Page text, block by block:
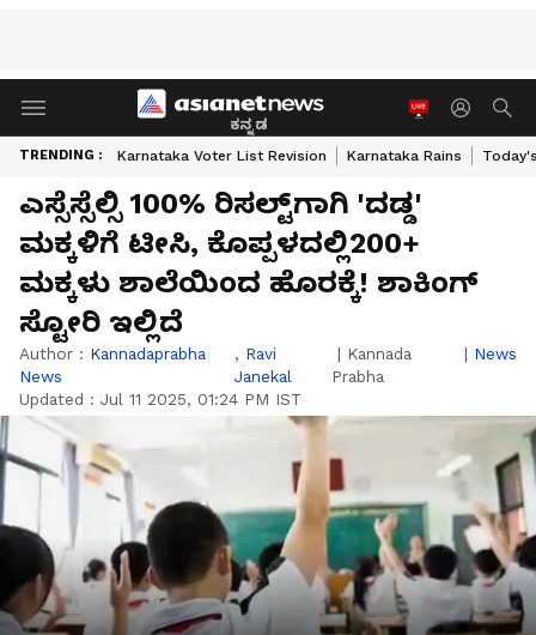
ಕನ್ನಡ
TRENDING : Karnataka Voter List Revision Karnataka Rains
ಎಸ್ಸೆಸ್ಸೆಲ್ಸಿ 100% ರಿಸಲ್ಟ್‌ಗಾಗಿ 'ದಡ್ಡ'
ಮಕ್ಕಳಿಗೆ ಟೀಸಿ, ಕೊಪ್ಪಳದಲ್ಲಿ200+
ಮಕ್ಕಳು ಶಾಲೆಯಿಂದ ಹೊರಕ್ಕೆ! ಶಾಕಿಂಗ್
ಸ್ಟೋರಿ ಇಲ್ಲಿದೆ
Author : Kannadaprabha
News
, Ravi
Janekal
| Kannada
Prabha
| News
Updated : Jul 11 2025, 01:24 PM IST